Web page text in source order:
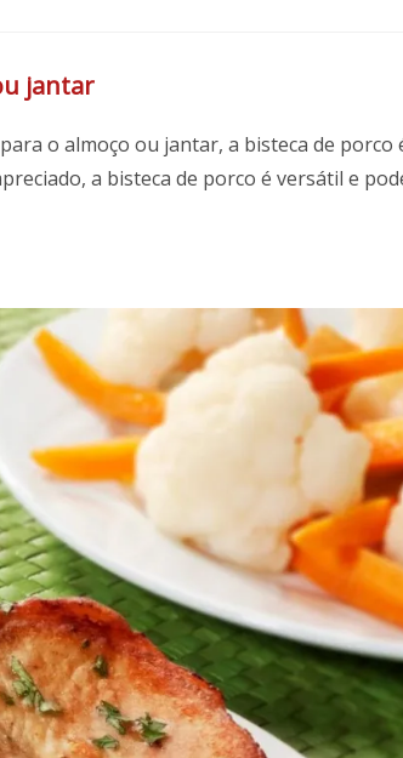
jantar
o almoço ou jantar, a bisteca de porco
a bisteca de porco é versátil e